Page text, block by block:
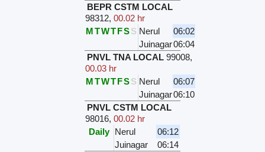
BEPR CSTM LOCAL
98312,00.02 hr
MTWTFSS Nerul
06:02
Juinagar06:04
PNVL TNA LOCAL 99008,
00.03 hr
MTWTFSS Nerul
06:07
Juinagar06:10
PNVL CSTM LOCAL
98016,00.02 hr
Daily Nerul
06:12
Juinagar
06:14